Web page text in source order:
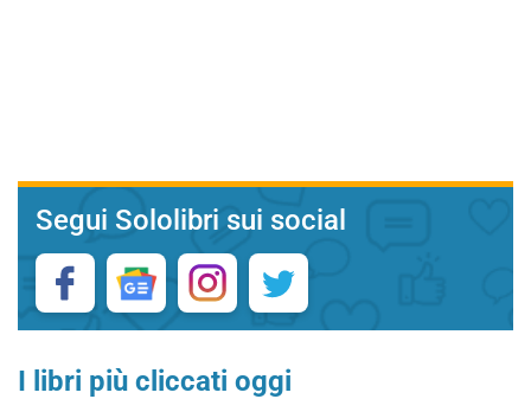
Segui Sololibri sui social
I libri più cliccati oggi